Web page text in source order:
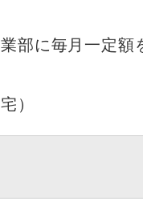
部に毎月一定額
）